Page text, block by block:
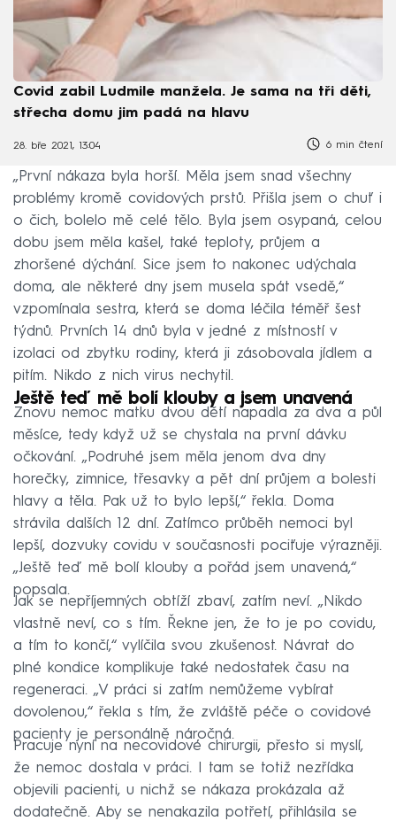
Covid zabil Ludmile manžela. Je sama na tři děti,
střecha domu jim padá na hlavu
28. bře 2021, 13:04 6 min čtení
„První nákaza byla horší. Měla jsem snad všechny
problémy kromě covidových prstů. Přišla jsem o chuť i
o čich, bolelo mě celé tělo. Byla jsem osypaná, celou
dobu jsem měla kašel, také teploty, průjem a
zhoršené dýchání. Sice jsem to nakonec udýchala
doma, ale některé dny jsem musela spát vsedě,“
vzpomínala sestra, která se doma léčila téměř šest
týdnů. Prvních 14 dnů byla v jedné z místností v
izolaci od zbytku rodiny, která ji zásobovala jídlem a
pitím. Nikdo z nich virus nechytil.
Ještě teď mě bolí klouby a jsem unavená
Znovu nemoc matku dvou dětí napadla za dva a půl
měsíce, tedy když už se chystala na první dávku
očkování. „Podruhé jsem měla jenom dva dny
horečky, zimnice, třesavky a pět dní průjem a bolesti
hlavy a těla. Pak už to bylo lepší,“ řekla. Doma
strávila dalších 12 dní. Zatímco průběh nemoci byl
lepší, dozvuky covidu v současnosti pociťuje výrazněji.
„Ještě teď mě bolí klouby a pořád jsem unavená,“
popsala.
Jak se nepříjemných obtíží zbaví, zatím neví. „Nikdo
vlastně neví, co s tím. Řekne jen, že to je po covidu,
a tím to končí,“ vylíčila svou zkušenost. Návrat do
plné kondice komplikuje také nedostatek času na
regeneraci. „V práci si zatím nemůžeme vybírat
dovolenou,“ řekla s tím, že zvláště péče o covidové
pacienty je personálně náročná.
Pracuje nyní na necovidové chirurgii, přesto si myslí,
že nemoc dostala v práci. I tam se totiž nezřídka
objevili pacienti, u nichž se nákaza prokázala až
dodatečně. Aby se nenakazila potřetí, přihlásila se